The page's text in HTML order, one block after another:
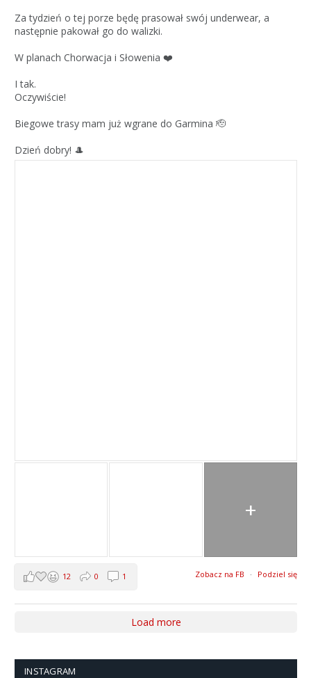
Za tydzień o tej porze będę prasował swój underwear, a
następnie pakował go do walizki.
W planach Chorwacja i Słowenia ❤️
I tak.
Oczywiście!
Biegowe trasy mam już wgrane do Garmina 🫡
Dzień dobry! 🎩
+
Zobacz na FB · Podziel się
12 0 1
Load more
INSTAGRAM